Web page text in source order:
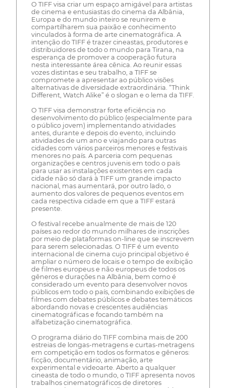
O TIFF visa criar um espaço amigável para artistas
de cinema e entusiastas do cinema da Albânia,
Europa e do mundo inteiro se reunirem e
compartilharem sua paixão e conhecimento
vinculados à forma de arte cinematográfica. A
intenção do TIFF é trazer cineastas, produtores e
distribuidores de todo o mundo para Tirana, na
esperança de promover a cooperação futura
nesta interessante área cênica. Ao reunir essas
vozes distintas e seu trabalho, a TIFF se
compromete a apresentar ao público visões
alternativas de diversidade extraordinária. “Think
Different, Watch Alike” é o slogan e o lema da TIFF.
O TIFF visa demonstrar forte eficiência no
desenvolvimento do público (especialmente para
o público jovem) implementando atividades
antes, durante e depois do evento, incluindo
atividades de um ano e viajando para outras
cidades com vários parceiros menores e festivais
menores no país. A parceria com pequenas
organizações e centros juvenis em todo o país
para usar as instalações existentes em cada
cidade não só dará à TIFF um grande impacto
nacional, mas aumentará, por outro lado, o
aumento dos valores de pequenos eventos em
cada respectiva cidade em que a TIFF estará
presente.
O festival recebe anualmente de mais de 120
países ao redor do mundo milhares de inscrições
por meio de plataformas on-line que se inscrevem
para serem selecionadas. O TIFF é um evento
internacional de cinema cujo principal objetivo é
ampliar o número de locais e o tempo de exibição
de filmes europeus e não europeus de todos os
gêneros e durações na Albânia, bem como é
considerado um evento para desenvolver novos
públicos em todo o país, combinando exibições de
filmes com debates públicos e debates temáticos
abordando novas e crescentes audiências
cinematográficas e focando também na
alfabetização cinematográfica.
O programa diário do TIFF combina mais de 200
estreias de longas-metragens e curtas-metragens
em competição em todos os formatos e gêneros:
ficção, documentário, animação, arte
experimental e videoarte. Aberto a qualquer
cineasta de todo o mundo, o TIFF apresenta novos
trabalhos cinematográficos de diretores